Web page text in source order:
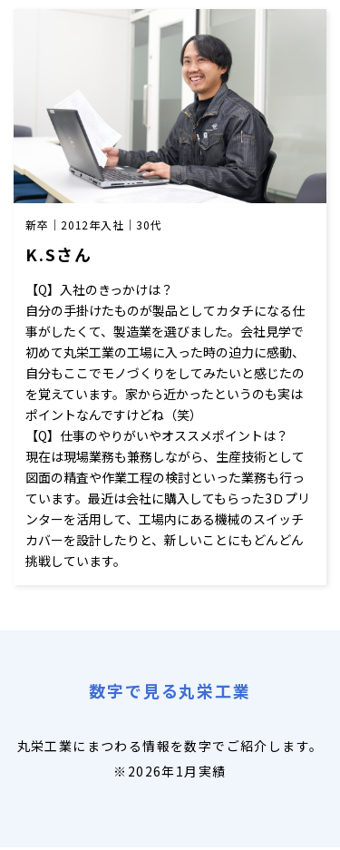
新卒｜2012年入社｜30代
K.Sさん
【Q】入社のきっかけは？
自分の手掛けたものが製品としてカタチになる仕
事がしたくて、製造業を選びました。会社見学で
初めて丸栄工業の工場に入った時の迫力に感動、
自分もここでモノづくりをしてみたいと感じたの
を覚えています。家から近かったというのも実は
ポイントなんですけどね（笑）
【Q】仕事のやりがいやオススメポイントは？
現在は現場業務も兼務しながら、生産技術として
図面の精査や作業工程の検討といった業務も行っ
ています。最近は会社に購入してもらった3Ｄプリ
ンターを活用して、工場内にある機械のスイッチ
カバーを設計したりと、新しいことにもどんどん
挑戦しています。
数字で見る丸栄工業
丸栄工業にまつわる情報を数字でご紹介します。
※2026年1月実績